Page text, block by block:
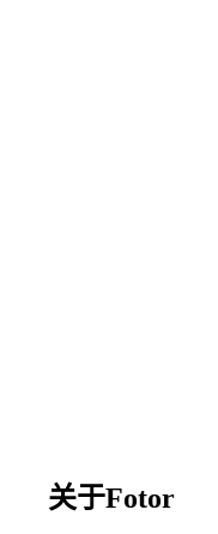
关于Fotor